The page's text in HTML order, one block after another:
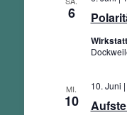
6
MI.
10
10. Juni